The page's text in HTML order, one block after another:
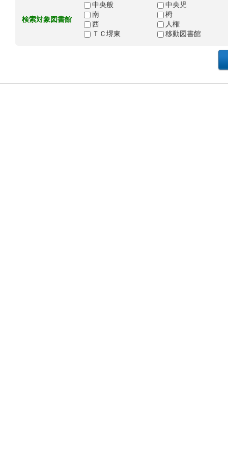
検索対象図書館
中央般
中央児
南
栂
西
人権
ＴＣ堺東
移動図書館